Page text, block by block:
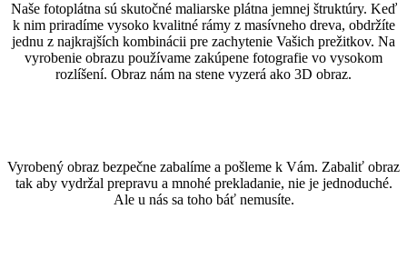
Naše fotoplátna sú skutočné maliarske plátna jemnej štruktúry. Keď
k nim priradíme vysoko kvalitné rámy z masívneho dreva, obdržíte
jednu z najkrajších kombinácii pre zachytenie Vašich prežitkov. Na
vyrobenie obrazu používame zakúpene fotografie vo vysokom
rozlíšení. Obraz nám na stene vyzerá ako 3D obraz.
Vyrobený obraz bezpečne zabalíme a pošleme k Vám. Zabaliť obraz
tak aby vydržal prepravu a mnohé prekladanie, nie je jednoduché.
Ale u nás sa toho báť nemusíte.